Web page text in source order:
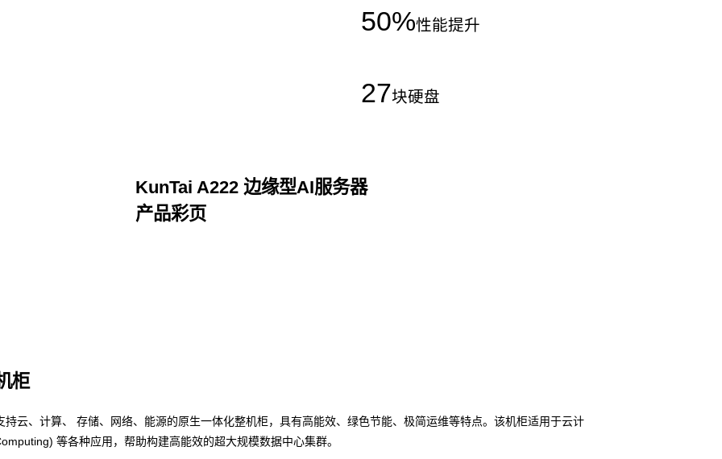
50%性能提升
27块硬盘
KunTai A222 边缘型AI服务器
产品彩页
柜
云、计算、 存储、网络、能源的原生一体化整机柜，具有高能效、绿色节能、极简运维等特点。该机柜适用于云计
等各种应用，帮助构建高能效的超大规模数据中心集群。